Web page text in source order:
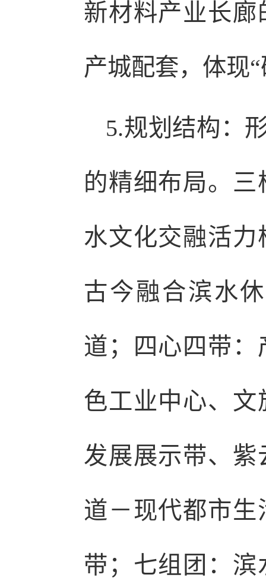
新材料产业长
产城配套，体现
5.规划结构：
的精细布局。
水文化交融活
古今融合滨水
道；四心四带
色工业中心、
发展展示带、
道－现代都市
带；七组团：